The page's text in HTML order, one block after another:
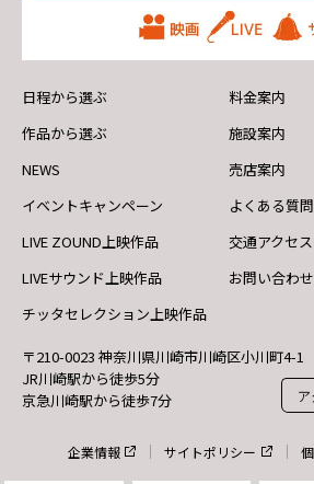
〒210-0023 神奈川県川崎市川崎区小川町4-1
JR川崎駅から徒歩5分
京急川崎駅から徒歩7分
日程から選ぶ
作品から選ぶ
NEWS
イベントキャンペーン
LIVE ZOUND上映作品
LIVEサウンド上映作品
チッタセレクション上映作品
料金案内
施設案内
売店案内
よくある質問
交通アクセス
お問い合わせ
企業情報 サイトポリシー